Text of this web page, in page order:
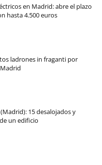
en Madrid: abre el plazo
hasta 4.500 euros
ladrones in fraganti por
15 desalojados y
un edificio